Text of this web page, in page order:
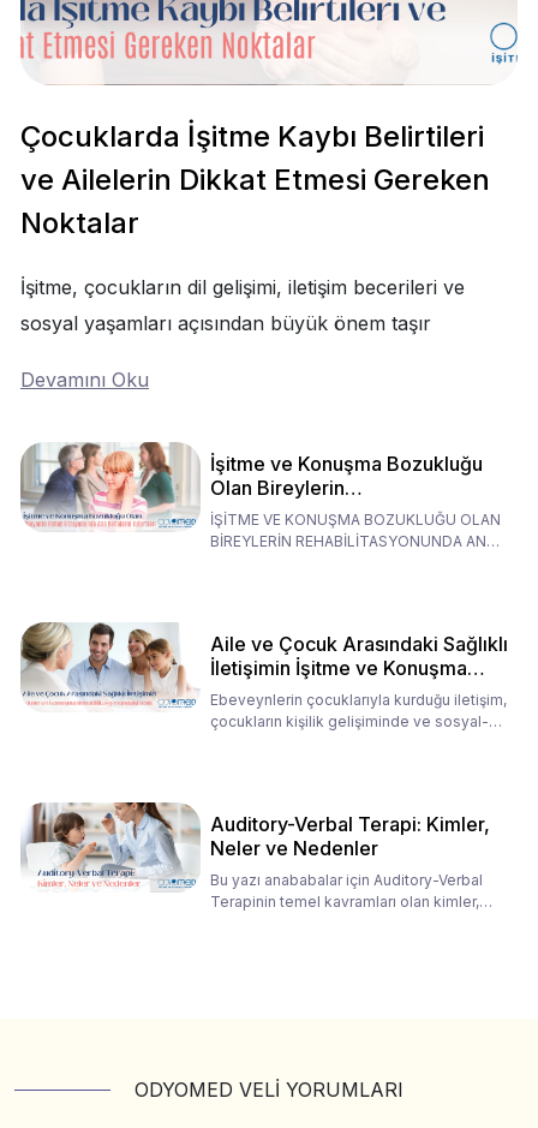
Çocuklarda İşitme Kaybı Belirtileri
ve Ailelerin Dikkat Etmesi Gereken
Noktalar
İşitme, çocukların dil gelişimi, iletişim becerileri ve
sosyal yaşamları açısından büyük önem taşır
Devamını Oku
İşitme ve Konuşma Bozukluğu
Olan Bireylerin
Rehabilitasyonunda Ana
Babaların Tutumları
İŞİTME VE KONUŞMA BOZUKLUĞU OLAN
BİREYLERİN REHABİLİTASYONUNDA ANA
Aile ve Çocuk Arasındaki Sağlıklı
İletişimin İşitme ve Konuşma
Rehabilitasyonundaki Rolü
Ebeveynlerin çocuklarıyla kurduğu iletişim,
çocukların kişilik gelişiminde ve sosyal-
Auditory-Verbal Terapi: Kimler,
Neler ve Nedenler
Bu yazı anababalar için Auditory-Verbal
Terapinin temel kavramları olan kimler,
ODYOMED VELİ YORUMLARI